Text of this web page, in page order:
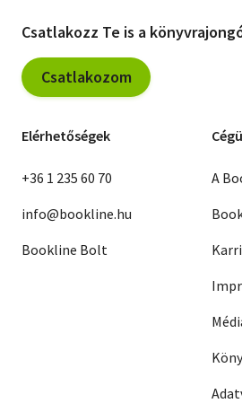
Csatlakozz Te is a
Csatlakozom
Elérhetőségek
+36 1 235 60 70
info@bookline.hu
Bookline Bolt
A